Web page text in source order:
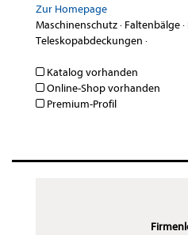
Zur Homepage
Maschinenschutz· Faltenbälge·
Teleskopabdeckungen ·
Katalog vorhanden
Online-Shop vorhanden
Premium-Profil